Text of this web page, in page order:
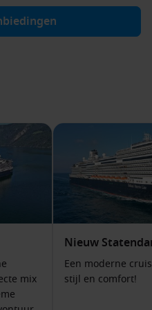
je zorgeloos en weet je zeker
eilandhoppen in een
met zon, cultuur en
voor avontuurlijke excursies
stranden en historische
mix
Nieuw
Een moderne
stijl en comfort!